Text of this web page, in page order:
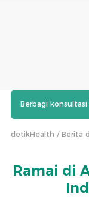
Berbagi
detikHealth Berita
Ramai di